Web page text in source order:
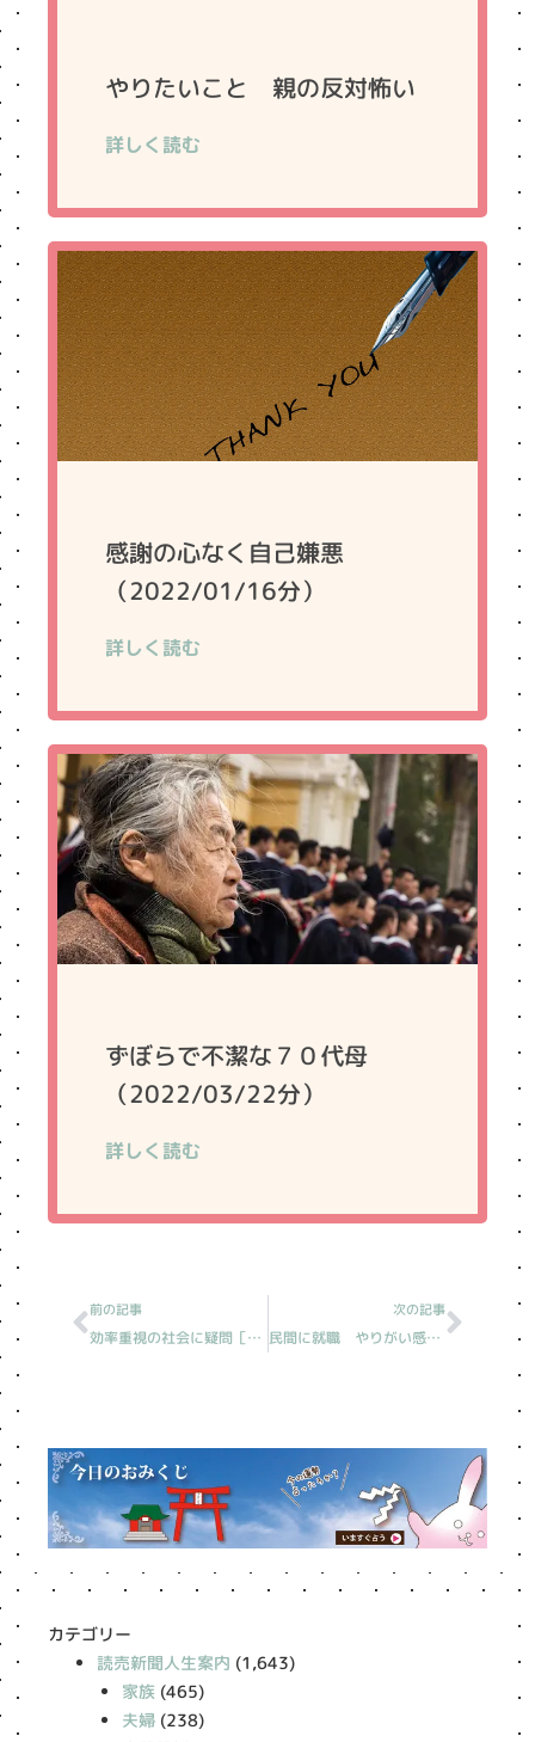
やりたいこと 親の反対怖い
詳しく読む
感謝の心なく自己嫌悪
（2022/01/16分）
詳しく読む
ずぼらで不潔な７０代母
（2022/03/22分）
詳しく読む
前の記事
効率重視の社会に疑問［読売新聞人生案内］
次の記事
民間に就職 やりがい感じず［読売新聞人生案内］
Next
カテゴリー
読売新聞人生案内 (1,643)
家族(465)
夫婦(238)